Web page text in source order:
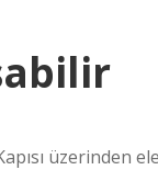
üzerinden